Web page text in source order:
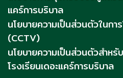
แคร์การบริบาล
นโยบายความเป็นส่วนตัวในก
(CCTV)
นโยบายความเป็นส่วนตัวสำห
โรงเรียนเดอะแคร์การบริบาล